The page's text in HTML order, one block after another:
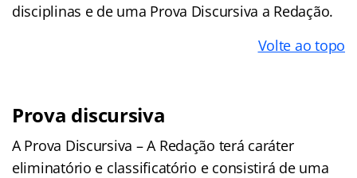
disciplinas e de uma Prova Discursiva a Redação.
Volte ao topo
Prova discursiva
A Prova Discursiva – A Redação terá caráter
eliminatório e classificatório e consistirá de uma